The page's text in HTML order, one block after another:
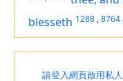
blesseth 1288 ,8764
請登入網頁啟用私人